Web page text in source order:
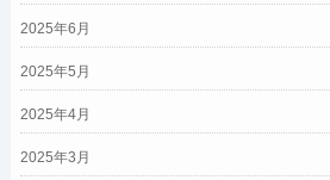
2025年6月
2025年5月
2025年4月
2025年3月